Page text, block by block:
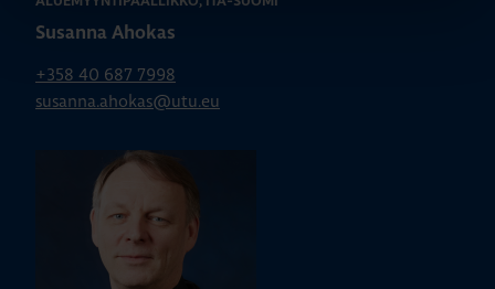
Susanna Ahokas
+358 40 687 7998
susanna.ahokas@utu.eu